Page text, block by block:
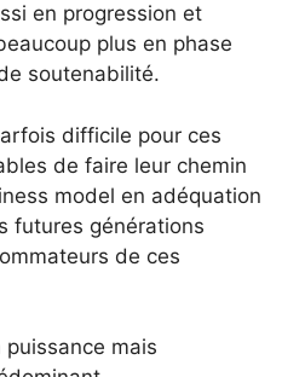
en progression et
plus en phase
soutenabilité.
difficile pour ces
de faire leur chemin
model en adéquation
futures générations
de ces
mais